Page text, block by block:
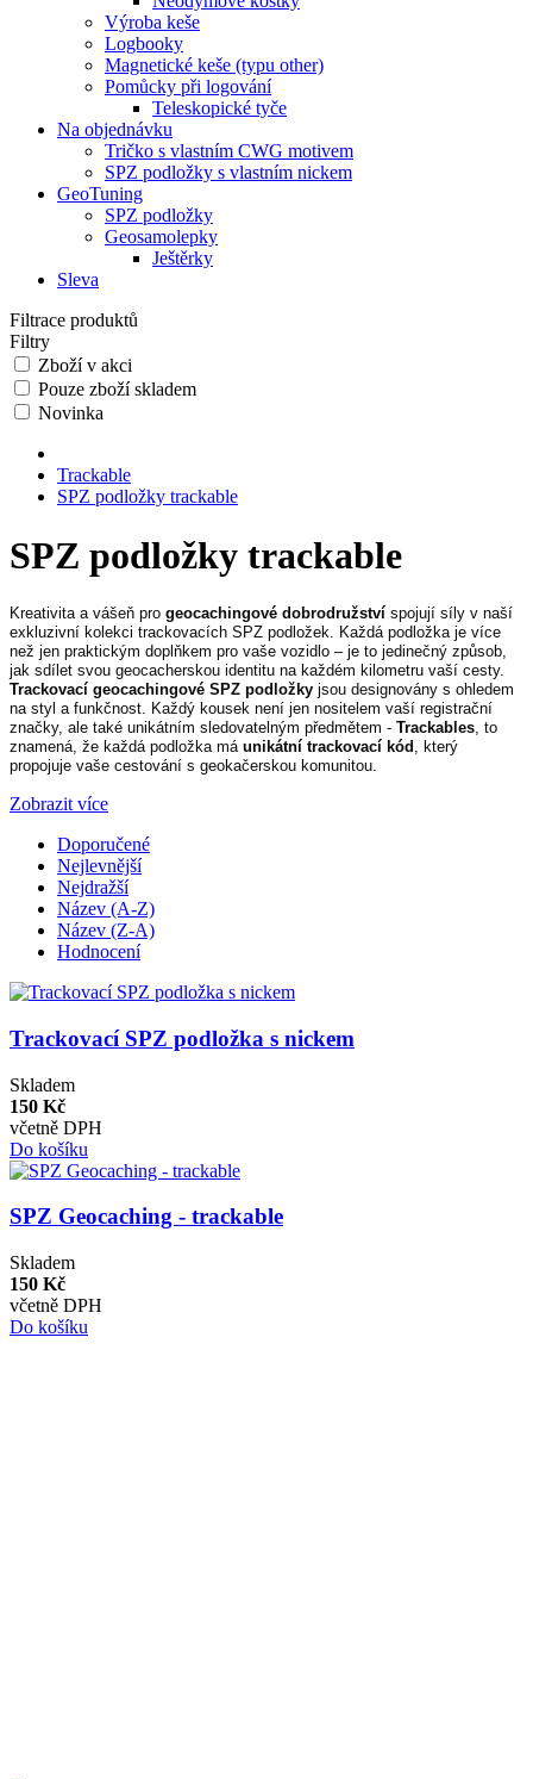
Výroba keše
Logbooky
Magnetické keše (typu other)
Pomůcky při logování
Teleskopické tyče
Na objednávku
Tričko s vlastním CWG motivem
SPZ podložky s vlastním nickem
GeoTuning
SPZ podložky
Geosamolepky
Ještěrky
Sleva
Filtrace produktů
Filtry
Zboží v akci
Pouze zboží skladem
Novinka
Trackable
SPZ podložky trackable
SPZ podložky trackable
Kreativita a vášeň pro geocachingové dobrodružství spojují síly v naší
exkluzivní kolekci trackovacích SPZ podložek. Každá podložka je více
než jen praktickým doplňkem pro vaše vozidlo – je to jedinečný způsob,
jak sdílet svou geocacherskou identitu na každém kilometru vaší cesty.
Trackovací geocachingové SPZ podložky jsou designovány s ohledem
na styl a funkčnost. Každý kousek není jen nositelem vaší registrační
značky, ale také unikátním sledovatelným předmětem - Trackables, to
znamená, že každá podložka má unikátní trackovací kód , který
propojuje vaše cestování s geokačerskou komunitou.
Zobrazit více
Doporučené
Nejlevnější
Nejdražší
Název (A-Z)
Název (Z-A)
Hodnocení
Trackovací SPZ podložka s nickem
Skladem
150 Kč
včetně DPH
Do košíku
SPZ Geocaching - trackable
Skladem
150 Kč
včetně DPH
Do košíku